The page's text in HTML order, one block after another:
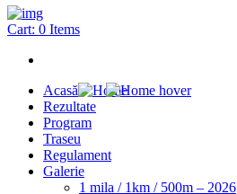
Cart: 0 Items
Acasă
Rezultate
Program
Traseu
Regulament
Galerie
1 mila / 1km / 500m – 2026